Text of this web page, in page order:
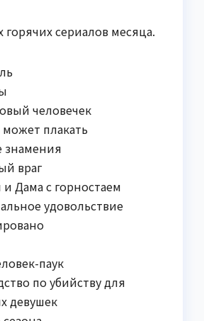
горячих сериалов месяца.
человечек
плакать
знамения
враг
Дама с горностаем
удовольствие
паук
по убийству для
девушек